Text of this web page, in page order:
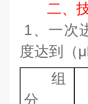
二、
1、一次
度达到（μ
组
分